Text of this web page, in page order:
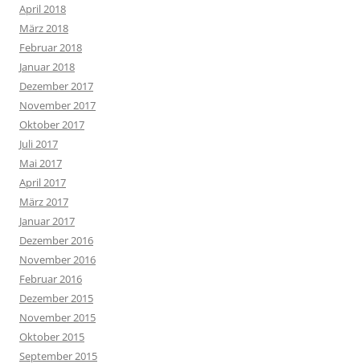
April 2018
März 2018
Februar 2018
Januar 2018
Dezember 2017
November 2017
Oktober 2017
Juli 2017
Mai 2017
April 2017
März 2017
Januar 2017
Dezember 2016
November 2016
Februar 2016
Dezember 2015
November 2015
Oktober 2015
September 2015